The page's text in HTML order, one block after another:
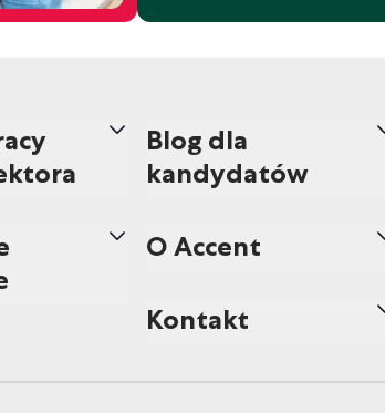
Blog dla
kandydatów
O Accent
Kontakt